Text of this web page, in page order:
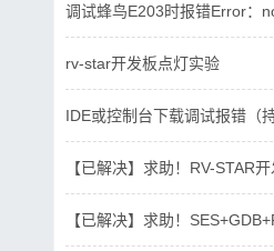
调试蜂鸟E203时报错Error：
rv-star开发板点灯实验
IDE或控制台下载调试报错（
【已解决】求助！RV-STAR
【已解决】求助！